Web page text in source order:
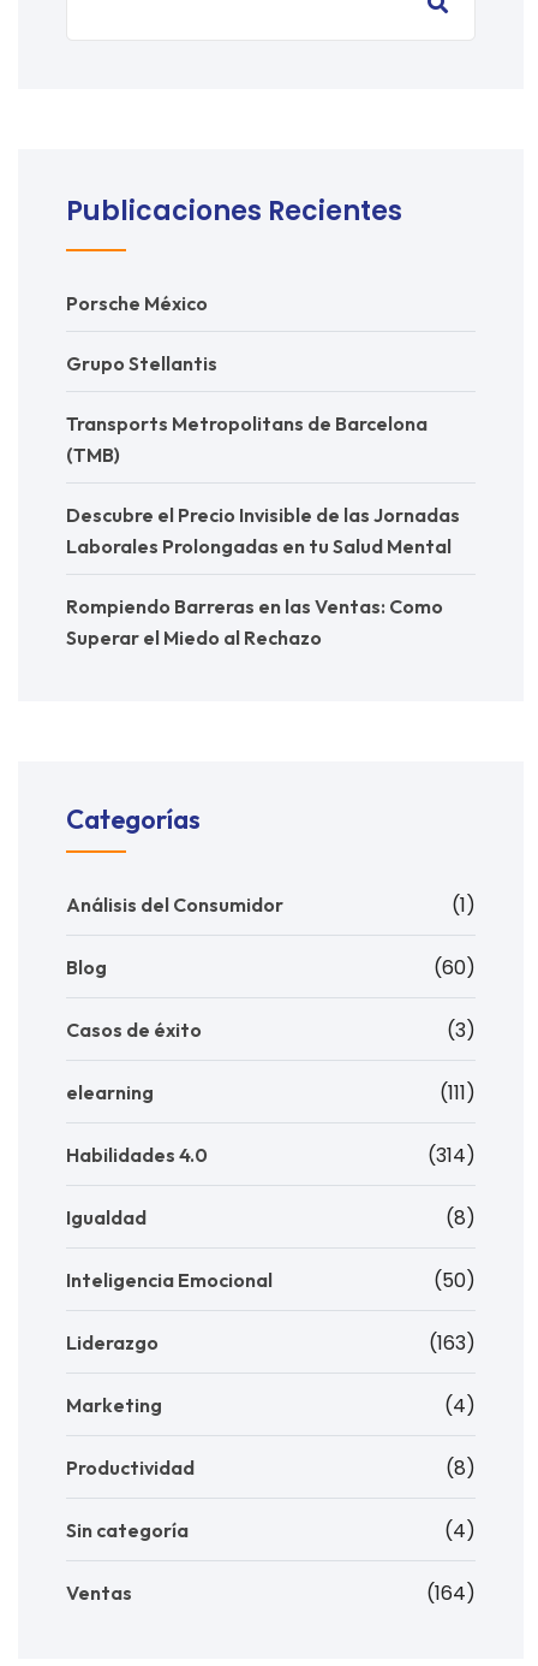
Publicaciones Recientes
Porsche México
Grupo Stellantis
Transports Metropolitans de Barcelona
(TMB)
Descubre el Precio Invisible de las Jornadas
Laborales Prolongadas en tu Salud Mental
Rompiendo Barreras en las Ventas: Como
Superar el Miedo al Rechazo
Categorías
Análisis del Consumidor (1)
Blog (60)
Casos de éxito (3)
elearning (111)
Habilidades 4.0 (314)
Igualdad (8)
Inteligencia Emocional (50)
Liderazgo (163)
Marketing (4)
Productividad (8)
Sin categoría (4)
Ventas (164)